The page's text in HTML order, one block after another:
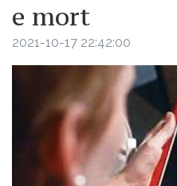
e mort
2021-10-17 22:42:00